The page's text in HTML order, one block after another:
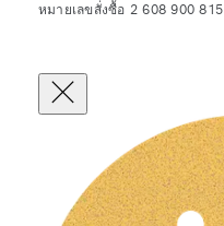
หมายเลขสั่งซื้อ 2 608 900 815